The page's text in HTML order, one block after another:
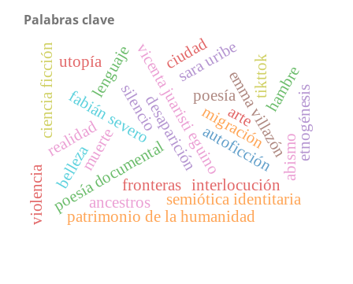
Palabras clave
vicenta juaristi eguinoautoficción
interlocución
desaparición
poesía documental
migración
fabián severo emma villazón
fronteras
muerte
realidad
ciencia ficción silencio
sara uribe
lenguaje
abismo
hambre
poesía
arte
belleza
tikttok
ancestros
violencia patrimonio de la humanidad
etnogénesis
semiótica identitaria
utopía ciudad